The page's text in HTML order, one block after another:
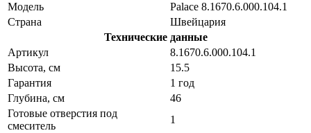
Модель
Palace 8.1670.6.000.104.1
Страна
Швейцария
Технические данные
Артикул
8.1670.6.000.104.1
Высота, см
15.5
Гарантия
1 год
Глубина, см
46
Готовые отверстия под
смеситель
1